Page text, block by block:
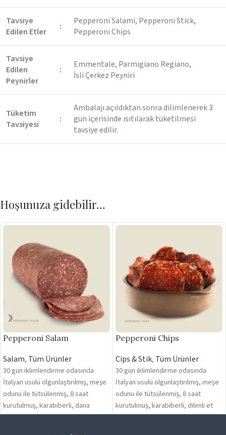
Tavsiye
Edilen Etler
:
Pepperoni Salami, Pepperoni Stick,
Pepperoni Chips
Tavsiye
Edilen
Peynirler
:
Emmentale, Parmigiano Regiano,
İsli Çerkez Peyniri
Tüketim
Tavsiyesi
:
Ambalajı açıldıktan sonra dilimlenerek 3
gün içerisinde ısıtılarak tüketilmesi
tavsiye edilir.
Hoşunuza gidebilir…
Pepperoni Salam
Salam, Tüm Ürünler
30 gün iklimlendirme odasında
İtalyan usulü olgunlaştırılmış, meşe
odunu ile tütsülenmiş, 8 saat
kurutulmuş, karabiberli, dana
salam. Gramaj: 250 gr
Pepperoni Chips
Cips & Stik, Tüm Ürünler
30 gün iklimlendirme odasında
İtalyan usulü olgunlaştırılmış, meşe
odunu ile tütsülenmiş, 8 saat
kurutulmuş, karabiberli, dilimli et
cipsi. Gramaj: 250 gr